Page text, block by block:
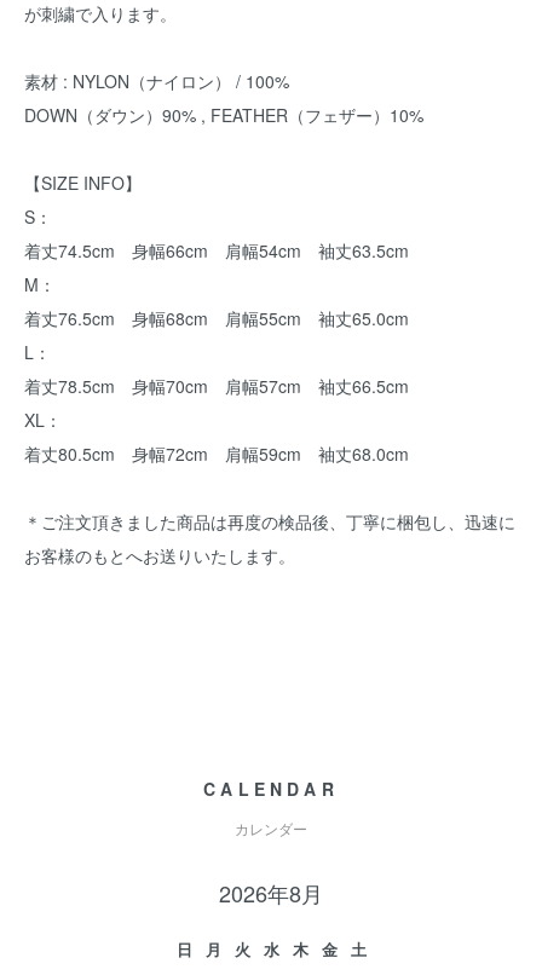
が刺繍で入ります。
素材 : NYLON（ナイロン） / 100%
DOWN（ダウン）90% , FEATHER（フェザー）10%
【SIZE INFO】
S：
着丈74.5cm 身幅66cm 肩幅54cm 袖丈63.5cm
M：
着丈76.5cm 身幅68cm 肩幅55cm 袖丈65.0cm
L：
着丈78.5cm 身幅70cm 肩幅57cm 袖丈66.5cm
XL：
着丈80.5cm 身幅72cm 肩幅59cm 袖丈68.0cm
＊ご注文頂きました商品は再度の検品後、丁寧に梱包し、迅速に
お客様のもとへお送りいたします。
CALENDAR
カレンダー
2026年8月
日 月 火 水 木 金
土